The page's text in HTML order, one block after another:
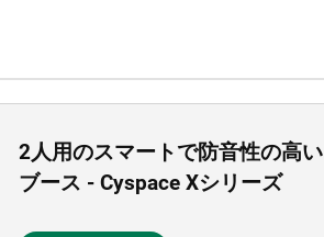
2人用のスマートで防音性の高い
ブース - Cyspace Xシリーズ